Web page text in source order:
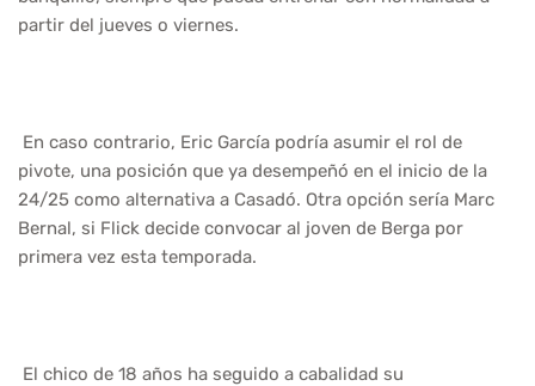
partir del jueves o viernes.
En caso contrario, Eric García podría asumir el rol de
pivote, una posición que ya desempeñó en el inicio de la
24/25 como alternativa a Casadó. Otra opción sería Marc
Bernal, si Flick decide convocar al joven de Berga por
primera vez esta temporada.
El chico de 18 años ha seguido a cabalidad su